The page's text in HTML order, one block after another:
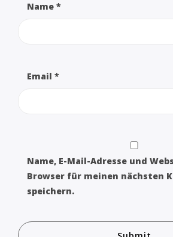
Name *
Email *
Name, E-Mail-Adresse und
Browser für meinen nächsten
speichern.